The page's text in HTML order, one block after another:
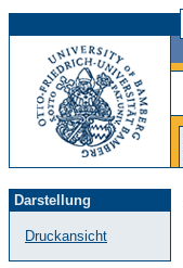
Darstellung
Druckansicht